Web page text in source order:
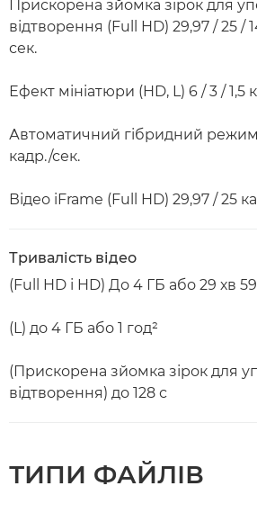
Прискорена зйомка зірок для
відтворення (Full HD) 29,97 / 25 /
сек.
Ефект мініатюри (HD, L) 6 / 3 / 1,5
Автоматичний гібридний режим
кадр./сек.
Відео iFrame (Full HD) 29,97 / 25
Тривалість відео
(Full HD і HD) До 4 ГБ або 29 хв 59
(L) до 4 ГБ або 1 год²
(Прискорена зйомка зірок для
відтворення) до 128 с
ТИПИ ФАЙЛІВ